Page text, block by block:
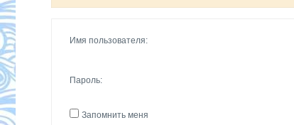
Имя пользователя:
Пароль:
Запомнить меня